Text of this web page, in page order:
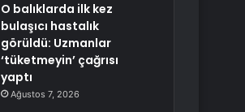
O balıklarda ilk kez
bulaşıcı hastalık
görüldü: Uzmanlar
‘tüketmeyin’ çağrısı
yaptı
Ağustos 7, 2026